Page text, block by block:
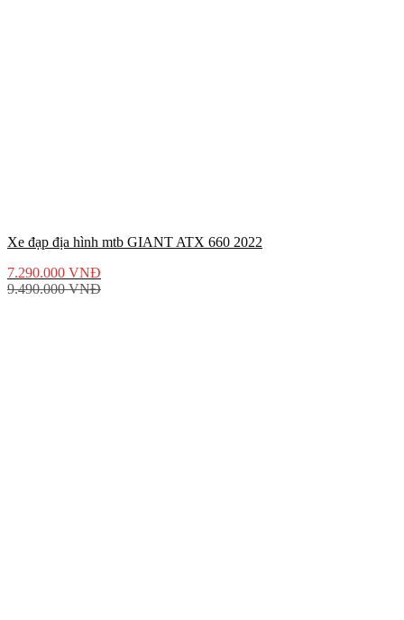
Xe đạp địa hình mtb GIANT ATX 660 2022
7.290.000 VNĐ
9.490.000VNĐ